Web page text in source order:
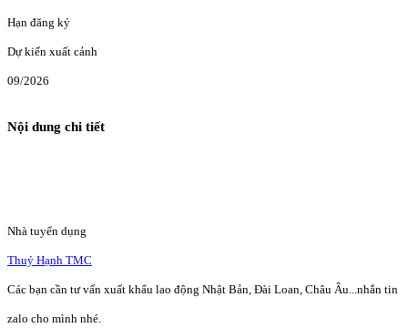
Hạn đăng ký
Dự kiến xuất cảnh
09/2026
Nội dung chi tiết
Nhà tuyển dụng
Thuý Hạnh TMC
Các bạn cần tư vấn xuất khẩu lao động Nhật Bản, Đài Loan, Châu Âu...nhắn tin
zalo cho mình nhé.